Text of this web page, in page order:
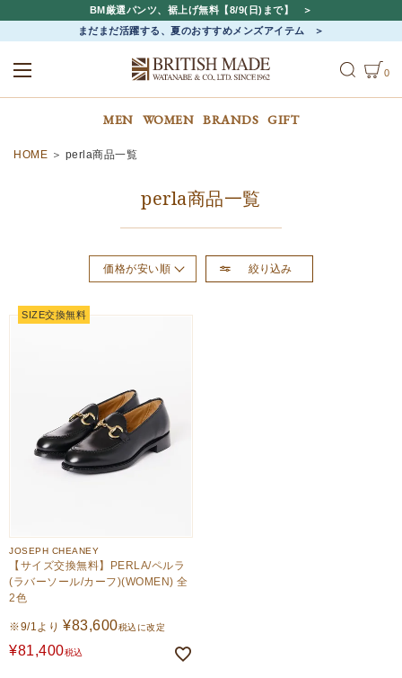
BM厳選パンツ、裾上げ無料【8/9(日)まで】
まだまだ活躍する、夏のおすすめメンズアイテム
0
MEN WOMEN BRANDS GIFT
HOME perla商品一覧
perla商品一覧
絞り込み
新着順
価格が安い順
SIZE交換無料
JOSEPH CHEANEY
【サイズ交換無料】PERLA/ペルラ
(ラバーソール/カーフ)(WOMEN) 全
2色
※9/1より ¥83,600税込に改定
¥81,400税込